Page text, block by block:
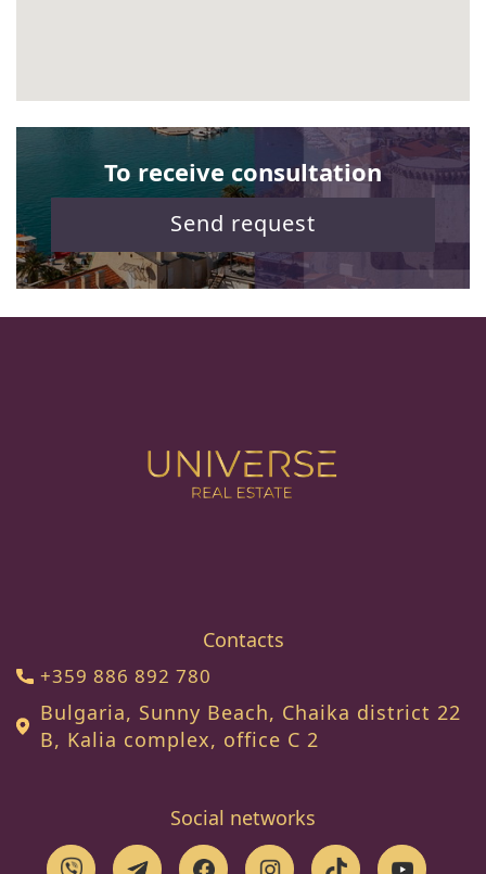
To receive consultation
Send request
Contacts
+359 886 892 780
Bulgaria, Sunny Beach, Chaika district 22
B, Kalia complex, office C 2
Social networks